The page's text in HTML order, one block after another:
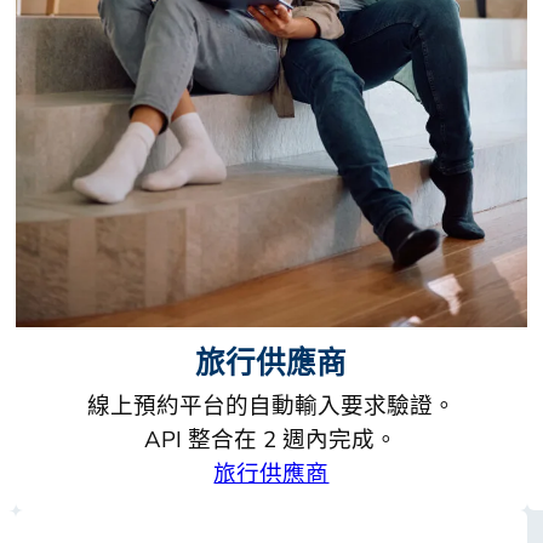
旅行供應商
線上預約平台的自動輸入要求驗證。
API 整合在 2 週內完成。
旅行供應商